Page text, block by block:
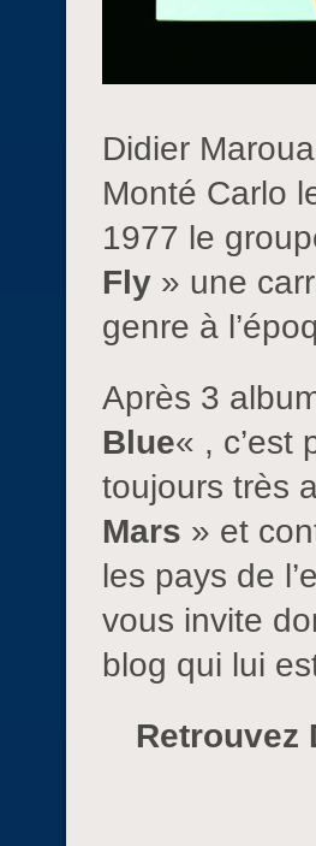
Didier
Monté Carlo
1977 le
Fly » une
genre à
Après 3
Blue« , c’est
toujours très
Mars » et
les pays de
vous invite
blog qui lui